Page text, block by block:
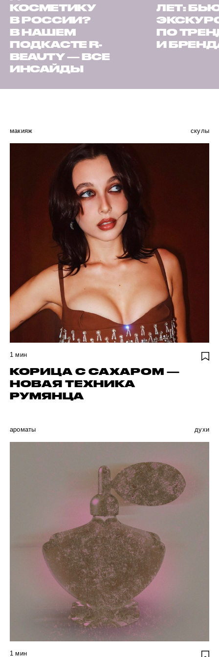
КОСМЕТИКУ
В РОССИИ?
В НАШЕМ
ПОДКАСТЕ R-
BEAUTY — ВСЕ
ИНСАЙДЫ
ЛЕТ:
ПО
И
макияж скулы
1 мин
КОРИЦА С САХАРОМ —
НОВАЯ ТЕХНИКА
РУМЯНЦА
ароматы духи
1 мин